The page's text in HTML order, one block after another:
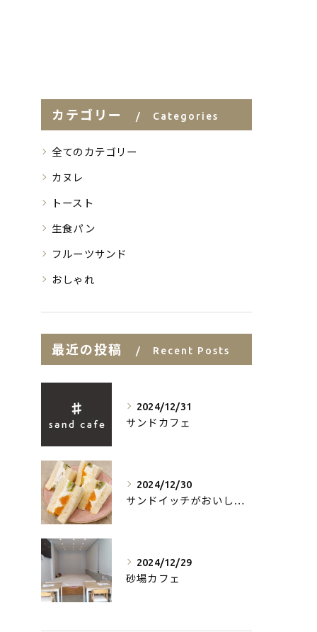
カテゴリー Categories
全てのカテゴリー
カヌレ
トースト
生食パン
フルーツサンド
おしゃれ
最近の投稿 Recent Posts
2024/12/31
サンドカフェ
2024/12/30
サンドイッチがおいしいお店
2024/12/29
砂場カフェ